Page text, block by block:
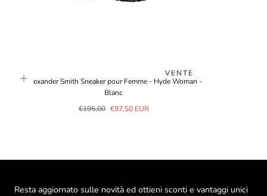
VENTE
Alexander Smith Sneaker pour Femme - Hyde Woman -
Blanc
Prix
€195,00 Prix
€97,50 EUR
Resta aggiornato sulle novità ed ottieni sconti e vantaggi unici